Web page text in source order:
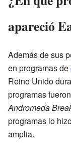
apareció
Además de sus
en programas de
Reino Unido
programas fueron
Andromeda
programas lo
amplia.